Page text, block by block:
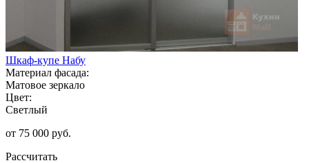
Шкаф-купе Набу
Материал фасада:
Матовое зеркало
Цвет:
Светлый
от 75 000 руб.
Рассчитать